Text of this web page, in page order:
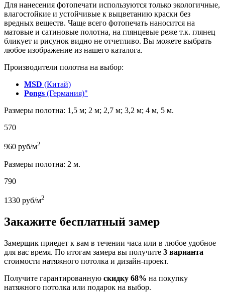
Для нанесения фотопечати используются только экологичные,
влагостойкие и устойчивые к выцветанию краски без
вредных веществ. Чаще всего фотопечать наносится на
матовые и сатиновые полотна, на глянцевые реже т.к. глянец
бликует и рисунок видно не отчетливо. Вы можете выбрать
любое изображение из нашего каталога.
Производители полотна на выбор:
MSD (Китай)
Pongs (Германия)"
Размеры полотна: 1,5 м; 2 м; 2,7 м; 3,2 м; 4 м, 5 м.
570
960 руб/м2
Размеры полотна: 2 м.
790
1330 руб/м2
Закажите бесплатный замер
Замерщик приедет к вам в течении часа или в любое удобное
для вас время. По итогам замера вы получите 3 варианта
стоимости натяжного потолка и дизайн-проект.
Получите гарантированную скидку 68% на покупку
натяжного потолка или подарок на выбор.